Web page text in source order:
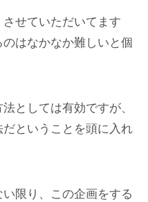
せていただいてます
はなかなか難しいと個
としては有効ですが、
ということを頭に入れ
限り、この企画をする